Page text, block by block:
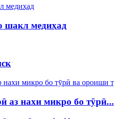
шакл медиҳад
аз нахи микро бо тӯрӣ...